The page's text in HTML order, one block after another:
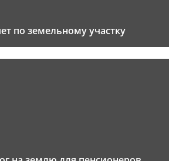
по земельному участку